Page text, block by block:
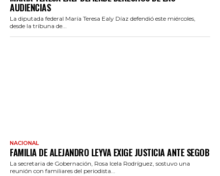
AUDIENCIAS
La diputada federal María Teresa Ealy Díaz defendió este miércoles,
desde la tribuna de...
NACIONAL
FAMILIA DE ALEJANDRO LEYVA EXIGE JUSTICIA ANTE SEGOB
La secretaria de Gobernación, Rosa Icela Rodríguez, sostuvo una
reunión con familiares del periodista...